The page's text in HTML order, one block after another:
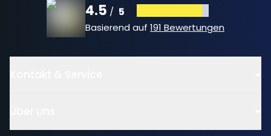
4.5 / 5
Basierend auf 191 Bewertungen